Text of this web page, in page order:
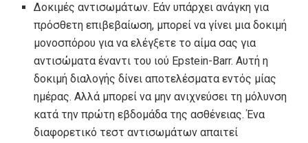
Δοκιμές αντισωμάτων. Εάν υπάρχει ανάγκη για
πρόσθετη επιβεβαίωση, μπορεί να γίνει μια δοκιμή
μονοσπόρου για να ελέγξετε το αίμα σας για
αντισώματα έναντι του ιού Epstein-Barr. Αυτή η
δοκιμή διαλογής δίνει αποτελέσματα εντός μίας
ημέρας. Αλλά μπορεί να μην ανιχνεύσει τη μόλυνση
κατά την πρώτη εβδομάδα της ασθένειας. Ένα
διαφορετικό τεστ αντισωμάτων απαιτεί